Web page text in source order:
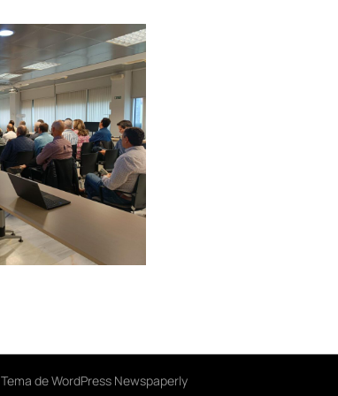
Tema de WordPress Newspaperly